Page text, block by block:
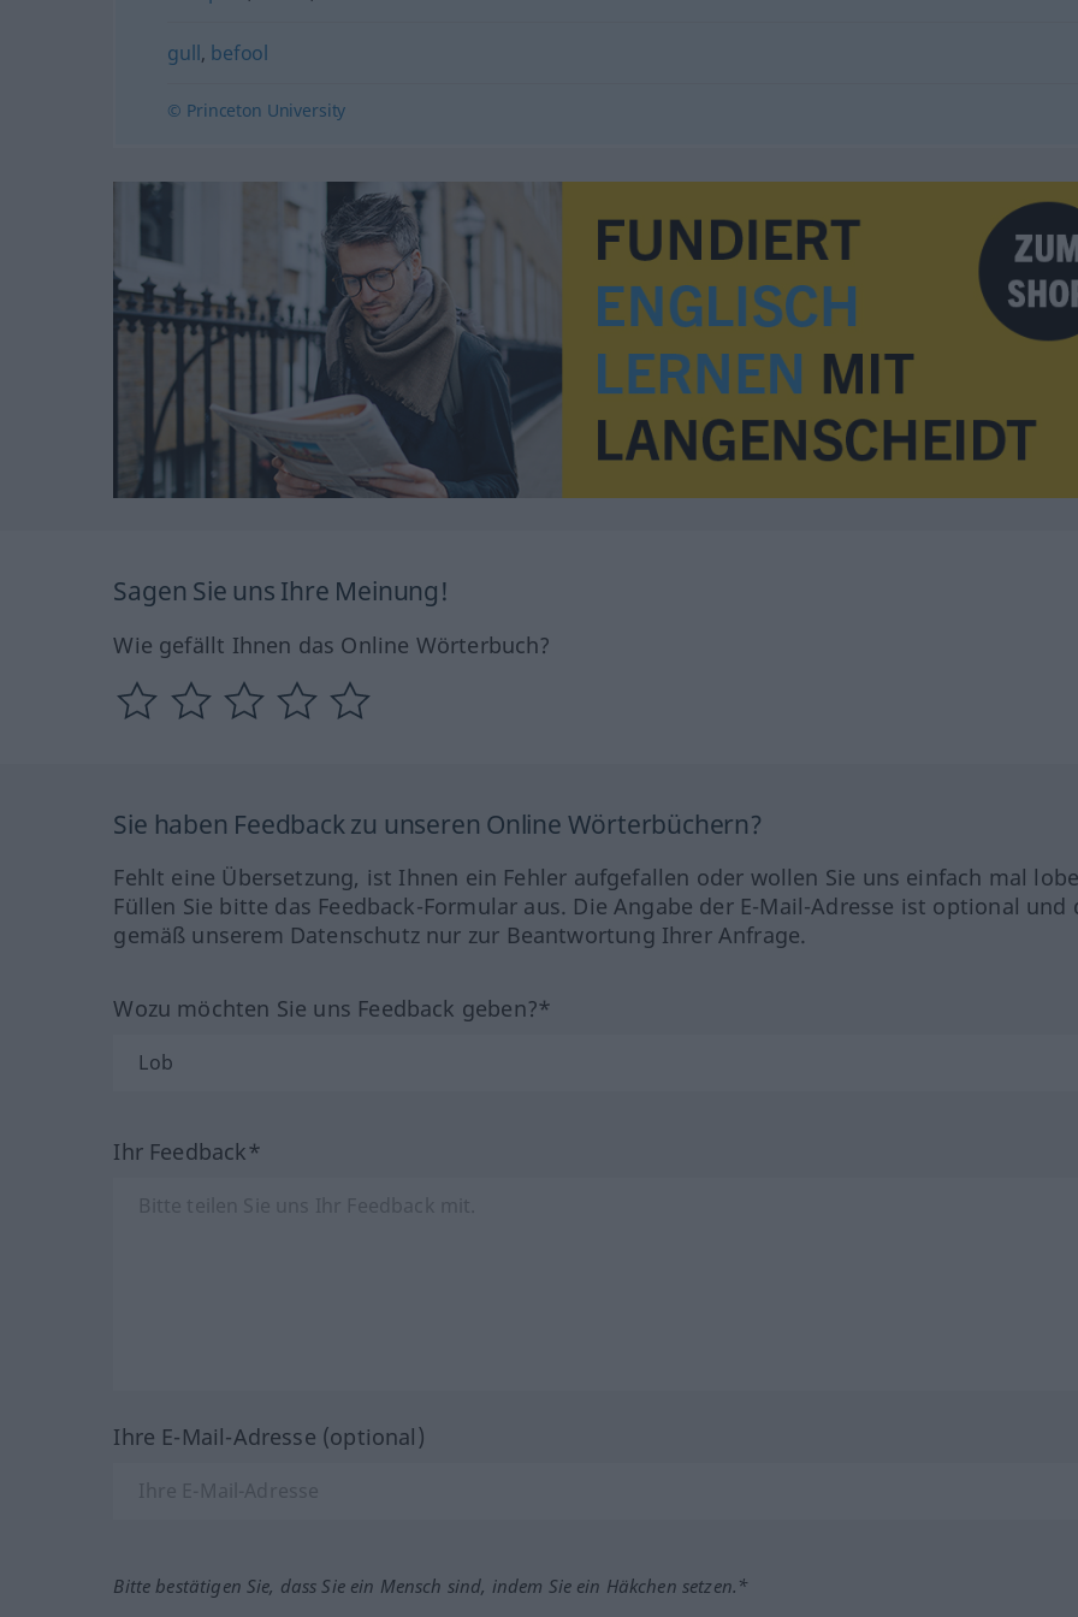
gull, befool
© Princeton University
Sagen Sie uns Ihre Meinung!
Wie gefällt Ihnen das Online Wörterbuch?
Sie haben Feedback zu unseren Online Wörterbüchern?
Fehlt eine Übersetzung, ist Ihnen ein Fehler aufgefallen oder wollen Sie uns einfach mal
Füllen Sie bitte das Feedback-Formular aus. Die Angabe der E-Mail-Adresse ist optional und
gemäß unserem Datenschutz nur zur Beantwortung Ihrer Anfrage.
Wozu möchten Sie uns Feedback geben?*
Ihr Feedback*
Ihre E-Mail-Adresse (optional)
Bitte bestätigen Sie, dass Sie ein Mensch sind, indem Sie ein Häkchen setzen.*